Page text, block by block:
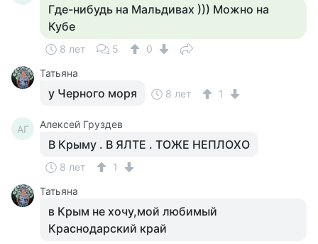
Где-нибудь на Мальдивах ))) Можно на
Кубе
8 лет 5
0
Татьяна
у Черного моря 8 лет 1
АГ Алексей Груздев
В Крыму . В ЯЛТЕ . ТОЖЕ НЕПЛОХО
8 лет
1
Татьяна
в Крым не хочу,мой любимый
Краснодарский край